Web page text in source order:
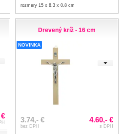
rozmery 15 x 8,3 x 0,8 cm
Drevený kríž - 16 cm
NOVINKA
3.74,- €
bez DPH
4.60,- €
s DPH